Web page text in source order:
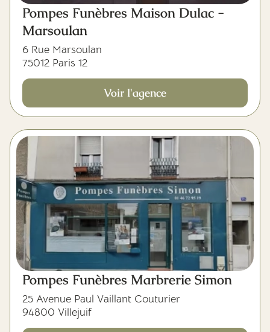
Pompes Funèbres Maison Dulac -
Marsoulan
6 Rue Marsoulan
75012 Paris 12
Voir l'agence
Pompes Funèbres Marbrerie Simon
25 Avenue Paul Vaillant Couturier
94800 Villejuif